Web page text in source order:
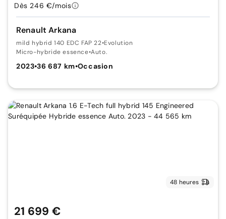
Renault Arkana
mild hybrid 140 EDC FAP 22•Evolution
Micro-hybride essence•Auto.
2023•36 687 km•Occasion
Dès 246 €/mois
48 heures
21 699 €